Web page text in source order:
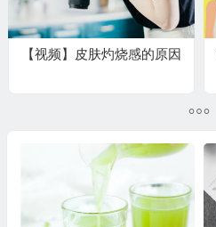
【视频】皮肤灼烧感的原因